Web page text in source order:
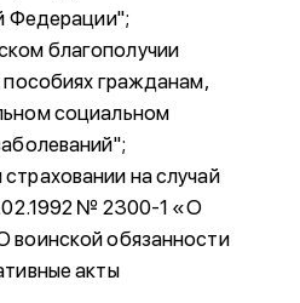
Федерации";
благополучии
гражданам,
социальном
на случай
№ 2300-1 «О
обязанности
акты